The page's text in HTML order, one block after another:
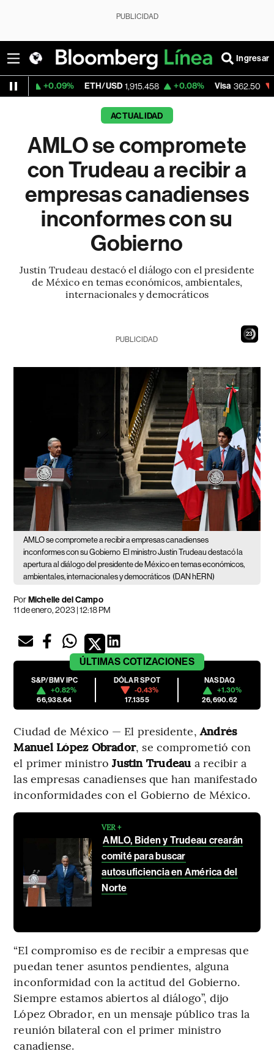
PUBLICIDAD
Ingresar
ETH/USD 1,915.458 +0.08% Visa 362.50 -2.15%
ACTUALIDAD
AMLO se compromete
con Trudeau a recibir a
empresas canadienses
inconformes con su
Gobierno
Justin Trudeau destacó el diálogo con el presidente
de México en temas económicos, ambientales,
internacionales y democráticos
21
PUBLICIDAD
AMLO se compromete a recibir a empresas canadienses
inconformes con su Gobierno El ministro Justin Trudeau destacó la
apertura al diálogo del presidente de México en temas económicos,
ambientales, internacionales y democráticos (DAN hERN)
PorMichelle del Campo
11 de enero, 2023 | 12:18 PM
ÚLTIMAS COTIZACIONES
S&P/BMV IPC
+0.82%
66,938.64
DÓLAR SPOT
-0.43%
17.1355
NASDAQ
+1.30%
26,690.62
Ciudad de México — El presidente, Andrés
Manuel López Obrador, se comprometió con
el primer ministroJustin Trudeau a recibir a
las empresas canadienses que han manifestado
inconformidades con el Gobierno de México.
VER +
AMLO, Biden y Trudeau crearán
comité para buscar
autosuficiencia en América del
Norte
“El compromiso es de recibir a empresas que
puedan tener asuntos pendientes, alguna
inconformidad con la actitud del Gobierno.
Siempre estamos abiertos al diálogo”, dijo
López Obrador, en un mensaje público tras la
reunión bilateral con el primer ministro
canadiense.